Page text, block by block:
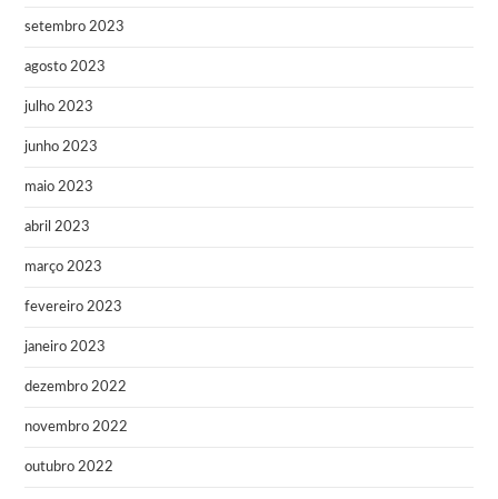
setembro 2023
agosto 2023
julho 2023
junho 2023
maio 2023
abril 2023
março 2023
fevereiro 2023
janeiro 2023
dezembro 2022
novembro 2022
outubro 2022